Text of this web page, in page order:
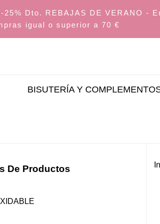
-25% Dto. REBAJAS DE VERANO -
igual o superior a 70 €
BISUTERÍA Y
De Productos